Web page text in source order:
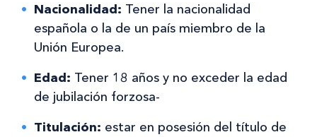
Nacionalidad: Tener la nacionalidad
española o la de un país miembro de la
Unión Europea.
Edad: Tener 18 años y no exceder la edad
de jubilación forzosa-
Titulación: estar en posesión del título de